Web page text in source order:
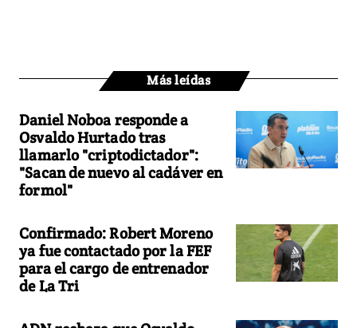
Más leídas
Daniel Noboa responde a
Osvaldo Hurtado tras
llamarlo "criptodictador":
"Sacan de nuevo al cadáver en
formol"
Confirmado: Robert Moreno
ya fue contactado por la FEF
para el cargo de entrenador
de La Tri